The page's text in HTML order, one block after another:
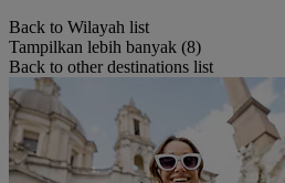
Back to Wilayah list
Tampilkan lebih banyak (8)
Back to other destinations list